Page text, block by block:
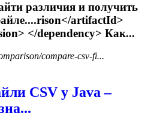
различия и получить
artifactId>
</dependency> Как...
compare-csv-fi...
CSV у Java –